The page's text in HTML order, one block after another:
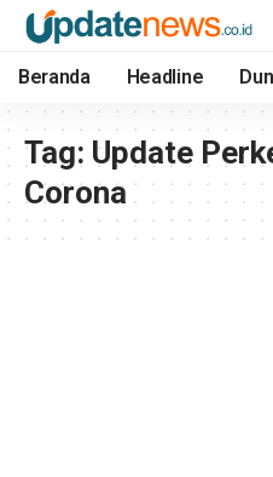
Beranda Headline
Tag: Update
Corona